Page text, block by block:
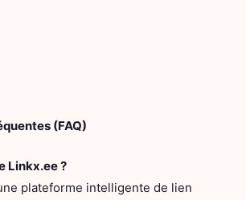
(FAQ)
Linkx.ee ?
plateforme intelligente de lien